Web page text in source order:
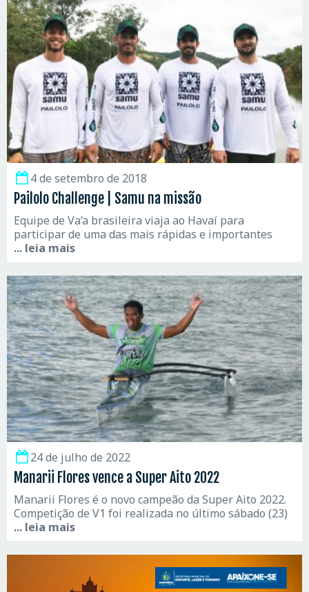
4 de setembro de 2018
Pailolo Challenge | Samu na missão
Equipe de Va’a brasileira viaja ao Havaí para
participar de uma das mais rápidas e importantes
... leia mais
24 de julho de 2022
Manarii Flores vence a Super Aito 2022
Manarii Flores é o novo campeão da Super Aito 2022.
Competição de V1 foi realizada no último sábado (23)
... leia mais